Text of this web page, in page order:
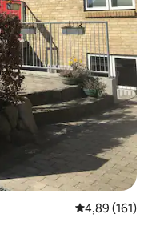
Μέση
4,89 (161)